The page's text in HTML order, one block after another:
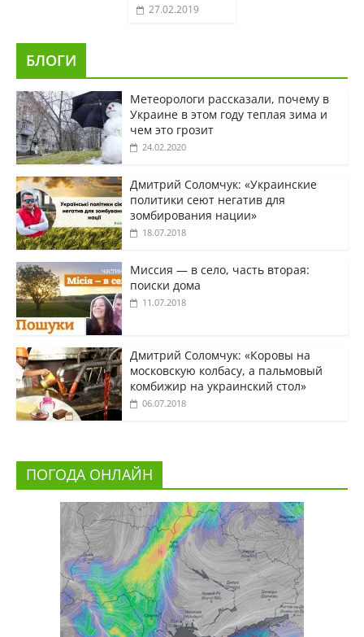
27.02.2019
БЛОГИ
Метеорологи рассказали, почему в
Украине в этом году теплая зима и
чем это грозит
24.02.2020
Дмитрий Соломчук: «Украинские
политики сеют негатив для
зомбирования нации»
18.07.2018
Миссия — в село, часть вторая:
поиски дома
11.07.2018
Дмитрий Соломчук: «Коровы на
московскую колбасу, а пальмовый
комбижир на украинский стол»
06.07.2018
ПОГОДА ОНЛАЙН